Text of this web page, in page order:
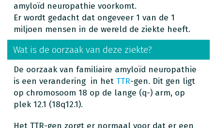
amyloïd neuropathie voorkomt.
Er wordt gedacht dat ongeveer 1 van de 1
miljoen mensen in de wereld de ziekte heeft.
Wat is de oorzaak van deze ziekte?
De oorzaak van familiaire amyloïd neuropathie
is een verandering in het TTR-gen. Dit gen ligt
op chromosoom 18 op de lange (q-) arm, op
plek 12.1 (18q12.1).
Het TTR-gen zorgt er normaal voor dat er een